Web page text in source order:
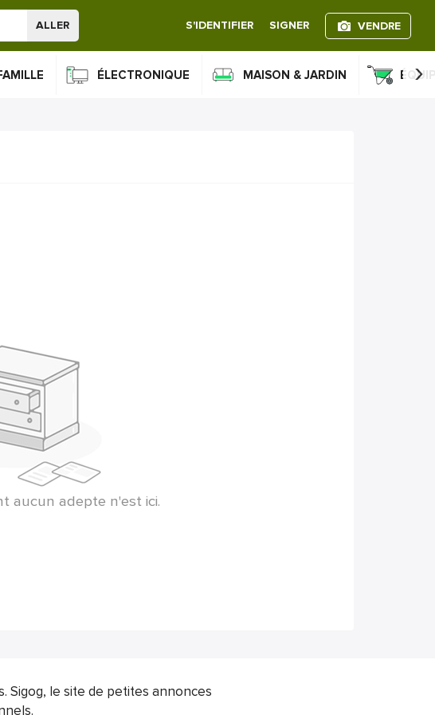
ALLER S'IDENTIFIER SIGNER VENDRE
ÉLECTRONIQUE MAISON & JARDIN ›
aucun adepte n'est ici.
Sigog, le site de petites annonces